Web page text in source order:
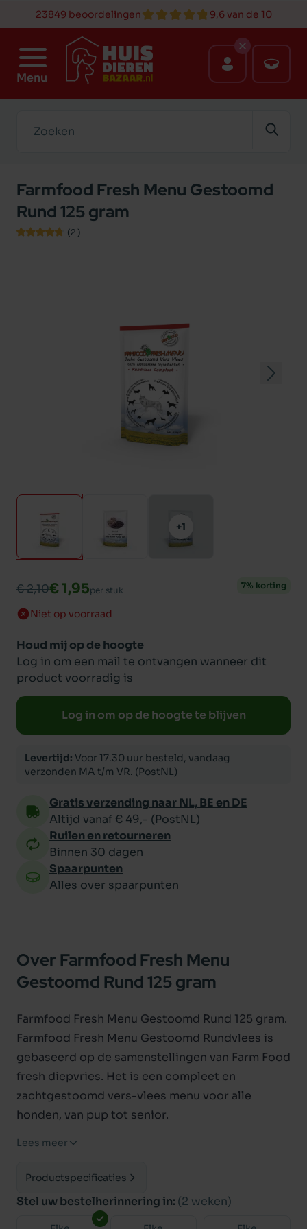
23849 beoordelingen 9,6 van de 10
Menu
Farmfood Fresh Menu Gestoomd
Rund 125 gram
(2 )
+1
€ 2,10€ 1,95per stuk 7% korting
Niet op voorraad
Houd mij op de hoogte
Log in om een mail te ontvangen wanneer dit
product voorradig is
Log in om op de hoogte te blijven
Levertijd: Voor 17.30 uur besteld, vandaag
verzonden MA t/m VR. (PostNL)
Gratis verzending naar NL, BE en DE
Altijd vanaf € 49,- (PostNL)
Ruilen en retourneren
Binnen 30 dagen
Spaarpunten
Alles over spaarpunten
Over Farmfood Fresh Menu
Gestoomd Rund 125 gram
Farmfood Fresh Menu Gestoomd Rund 125 gram.
Farmfood Fresh Menu Gestoomd Rundvlees is
gebaseerd op de samenstellingen van Farm Food
fresh diepvries. Het is een compleet en
zachtgestoomd vers-vlees menu voor alle
honden, van pup tot senior.
menselijke consumpitie zijn goedgekeurd. Er
en is glutenvrij en bevat geen bot. Farmfood
Lees meer
Productspecificaties
Stel uw bestelherinnering in: (2 weken)